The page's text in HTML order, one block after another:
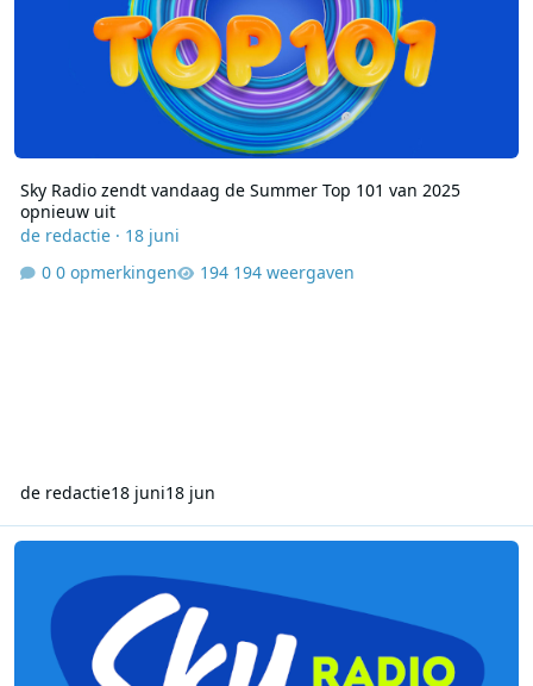
Sky Radio zendt vandaag de Summer Top 101 van 2025
opnieuw uit
de redactie· 18 juni
0 opmerkingen
194 weergaven
de redactie18 juni18 jun
Sky Radio geeft station sound update met nieuwe jingles